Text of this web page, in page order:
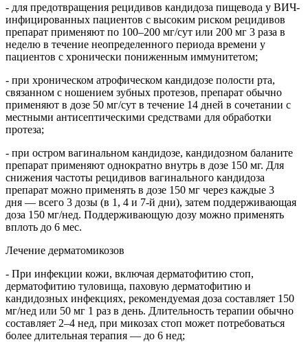
- для предотвращения рецидивов кандидоза пищевода у ВИЧ-
инфицированных пациентов с высоким риском рецидивов
препарат применяют по 100–200 мг/сут или 200 мг 3 раза в
неделю в течение неопределенного периода времени у
пациентов с хронически пониженным иммунитетом;
- при хроническом атрофическом кандидозе полости рта,
связанном с ношением зубных протезов, препарат обычно
применяют в дозе 50 мг/сут в течение 14 дней в сочетании с
местными антисептическими средствами для обработки
протеза;
- при остром вагинальном кандидозе, кандидозном баланите
препарат применяют однократно внутрь в дозе 150 мг. Для
снижения частоты рецидивов вагинального кандидоза
препарат можно применять в дозе 150 мг через каждые 3
дня — всего 3 дозы (в 1, 4 и 7-й дни), затем поддерживающая
доза 150 мг/нед. Поддерживающую дозу можно применять
вплоть до 6 мес.
Лечение дерматомикозов
- При инфекции кожи, включая дерматофитию стоп,
дерматофитию туловища, паховую дерматофитию и
кандидозных инфекциях, рекомендуемая доза составляет 150
мг/нед или 50 мг 1 раз в день. Длительность терапии обычно
составляет 2–4 нед, при микозах стоп может потребоваться
более длительная терапия — до 6 нед;